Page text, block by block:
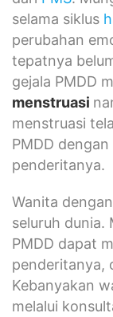
selama siklus
perubahan
tepatnya
gejala PMDD
menstruasi
menstruasi
PMDD
penderitanya.
Wanita
seluruh dunia.
PMDD dapat
penderitanya,
Kebanyakan
melalui